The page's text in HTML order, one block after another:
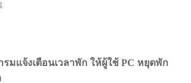
รมแจ้งเตือนเวลาพัก ให้ผู้ใช้ PC หยุดพัก